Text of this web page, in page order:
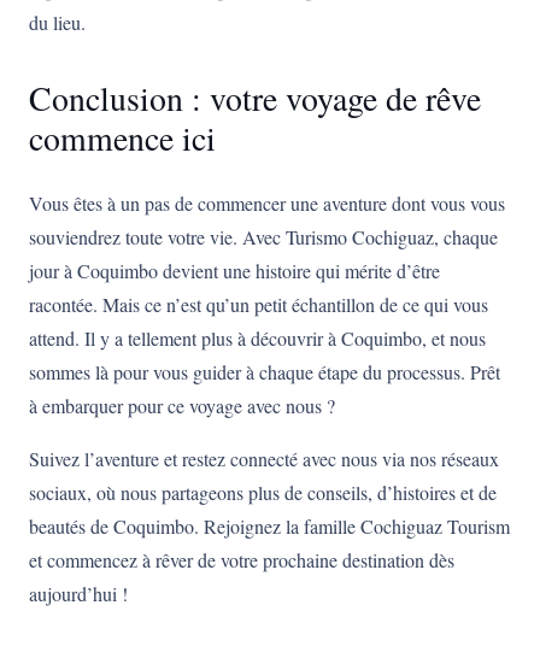
du lieu.
Conclusion : votre voyage de rêve
commence ici
Vous êtes à un pas de commencer une aventure dont vous vous
souviendrez toute votre vie. Avec Turismo Cochiguaz, chaque
jour à Coquimbo devient une histoire qui mérite d’être
racontée. Mais ce n’est qu’un petit échantillon de ce qui vous
attend. Il y a tellement plus à découvrir à Coquimbo, et nous
sommes là pour vous guider à chaque étape du processus. Prêt
à embarquer pour ce voyage avec nous ?
Suivez l’aventure et restez connecté avec nous via nos réseaux
sociaux, où nous partageons plus de conseils, d’histoires et de
beautés de Coquimbo. Rejoignez la famille Cochiguaz Tourism
et commencez à rêver de votre prochaine destination dès
aujourd’hui !